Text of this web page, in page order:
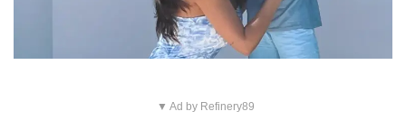
▼ Ad by Refinery89